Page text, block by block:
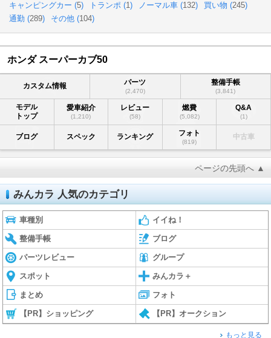
キャンピングカー (5) トランポ (1 ) ノーマル車 (132) 買い物 (245)
通勤 (289) その他 (104)
ホンダ スーパーカブ50
カスタム情報 パーツ
(2,470)
整備手帳
(3,841)
モデル
トップ
愛車紹介
(1,210)
レビュー
(58)
燃費
(5,082)
Q&A
(1)
ブログ スペック ランキング フォト
(819)
中古車
ページの先頭へ ▲
みんカラ 人気のカテゴリ
車種別 イイね！
整備手帳 ブログ
パーツレビュー グループ
スポット みんカラ＋
まとめ フォト
【PR】ショッピング 【PR】オークション
もっと見る